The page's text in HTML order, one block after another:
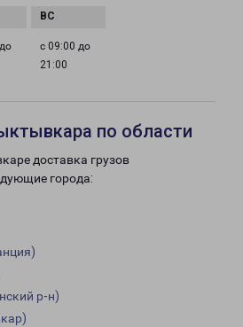
с 09:00 до
21:00
по области
доставка грузов
города:
р-н)